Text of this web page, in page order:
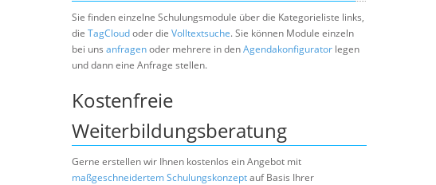
Sie finden einzelne Schulungsmodule über die Kategorieliste links,
die TagCloudoder die Volltextsuche. Sie können Module einzeln
bei uns anfragenoder mehrere in denAgendakonfigurator legen
und dann eine Anfrage stellen.
Kostenfreie
Weiterbildungsberatung
Gerne erstellen wir Ihnen kostenlos ein Angebot mit
maßgeschneidertem Schulungskonzeptauf Basis Ihrer